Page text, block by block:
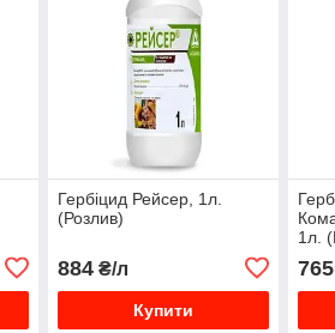
Гербіцид Рейсер, 1л.
(Розлив)
884₴/л
Купити
1л.
765